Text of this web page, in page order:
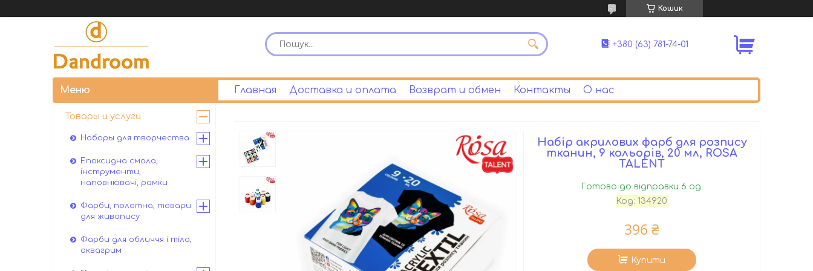
Кошик
+380 (63) 781-74-01
Главная Доставка и оплата Возврат и обмен Контакты О нас
Набір акрилових фарб для розпису
тканин, 9 кольорів, 20 мл, ROSA
TALENT
Готово до відправки 6 од.
Код: 134920
396 ₴
Купити
Товары и услуги
Наборы для творчества
Епоксидна смола,
інструменти,
наповнювачі, рамки
Фарби, полотна, товари
для живопису
Фарби для обличчя і тіла,
аквагрим